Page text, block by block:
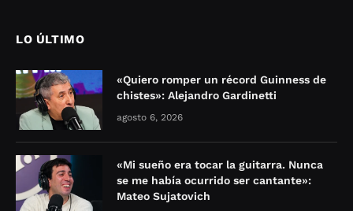
LO ÚLTIMO
«Quiero romper un récord Guinness de
chistes»: Alejandro Gardinetti
agosto 6, 2026
«Mi sueño era tocar la guitarra. Nunca
se me había ocurrido ser cantante»:
Mateo Sujatovich